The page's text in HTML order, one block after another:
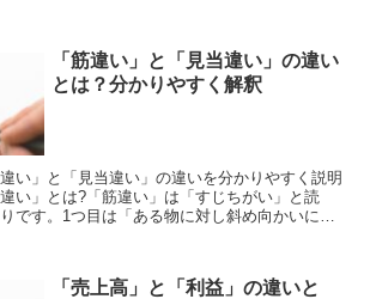
「筋違い」と「見当違い」の違い
とは？分かりやすく解釈
い」と「見当違い」の違いを分かりやすく説明
い」とは?「筋違い」は「すじちがい」と読
です。1つ目は「ある物に対し斜め向かいに位
「売上高」と「利益」の違いと